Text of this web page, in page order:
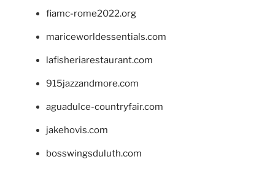
fiamc-rome2022.org
mariceworldessentials.com
lafisheriarestaurant.com
915jazzandmore.com
aguadulce-countryfair.com
jakehovis.com
bosswingsduluth.com